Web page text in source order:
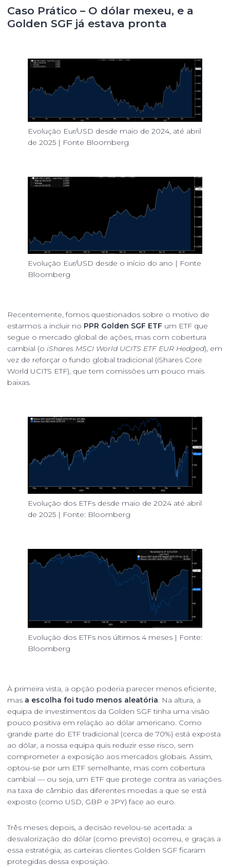
Caso Prático – O dólar mexeu, e a
Golden SGF já estava pronta
Evolução Eur/USD desde maio de 2024, até abril
de 2025 | Fonte Bloomberg
Evolução Eur/USD desde o início do ano | Fonte
Bloomberg
Recentemente, fomos questionados sobre o motivo de
estarmos a incluir no PPR Golden SGF ETF um ETF que
segue o mercado global de ações, mas com cobertura
cambial (o iShares MSCI World UCITS ETF EUR Hedged), em
vez de reforçar o fundo global tradicional (iShares Core
World UCITS ETF), que tem comissões um pouco mais
baixas.
Evolução dos ETFs desde maio de 2024 até abril
de 2025 | Fonte: Bloomberg
Evolução dos ETFs nos últimos 4 meses | Fonte:
Bloomberg
À primeira vista, a opção poderia parecer menos eficiente,
mas a escolha foi tudo menos aleatória. Na altura, a
equipa de investimentos da Golden SGF tinha uma visão
pouco positiva em relação ao dólar americano. Como
grande parte do ETF tradicional (cerca de 70%) está exposta
ao dólar, a nossa equipa quis reduzir esse risco, sem
comprometer a exposição aos mercados globais. Assim,
optou-se por um ETF semelhante, mas com cobertura
cambial — ou seja, um ETF que protege contra as variações
na taxa de câmbio das diferentes moedas a que se está
exposto (como USD, GBP e JPY) face ao euro.
Três meses depois, a decisão revelou-se acertada: a
desvalorização do dólar (como previsto) ocorreu, e graças a
essa estratégia, as carteiras clientes Golden SGF ficaram
protegidas dessa exposição.